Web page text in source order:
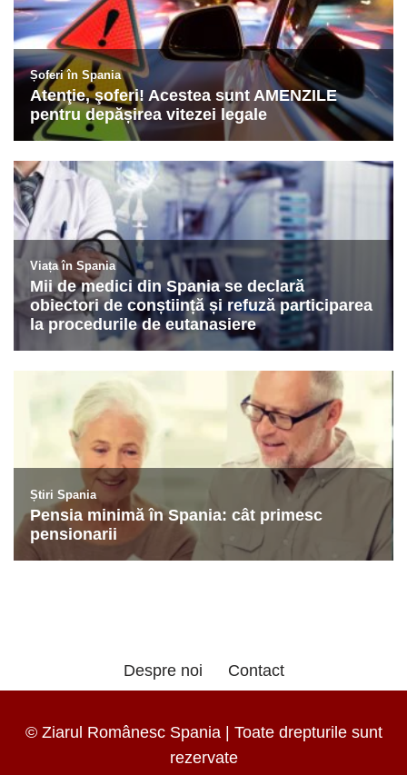
Despre noi Contact
© Ziarul Românesc Spania | Toate drepturile sunt
rezervate